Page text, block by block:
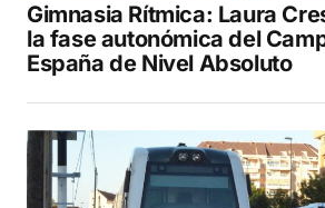
Gimnasia Rítmica: Laura
la fase autonómica del
España de Nivel Absoluto